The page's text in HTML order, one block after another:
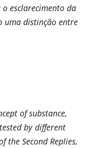
esclarecimento da
uma distinção entre
of substance,
by different
the Second Replies,